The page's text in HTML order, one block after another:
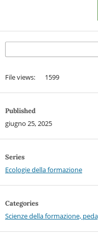
File views: 1599
Published
giugno 25, 2025
Series
Ecologie della formazione
Categories
Scienze della formazione,